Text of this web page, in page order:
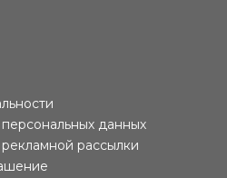
данных
рассылки